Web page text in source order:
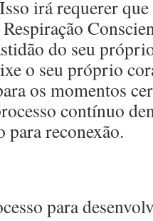
irá requerer
do seu
o seu próprio
os momentos
contínuo
para reconexão.
para